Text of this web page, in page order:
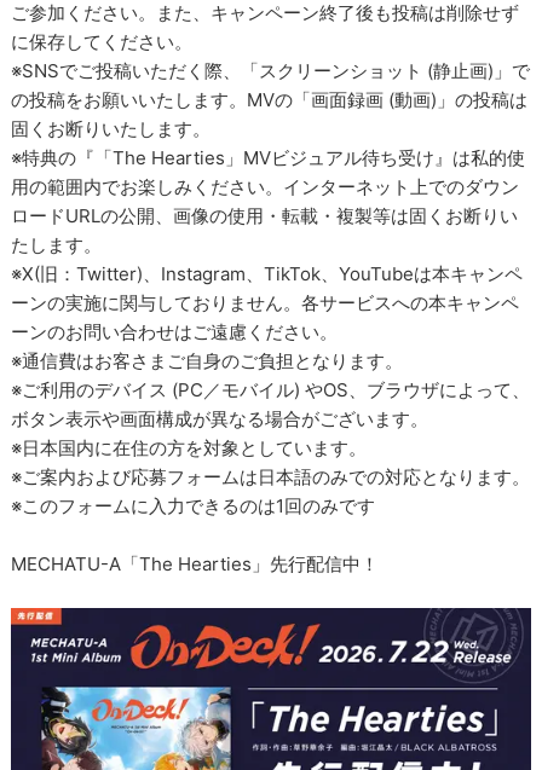
ご参加ください。また、キャンペーン終了後も投稿は削除せず
に保存してください。
※SNSでご投稿いただく際、「スクリーンショット (静止画)」で
の投稿をお願いいたします。MVの「画面録画 (動画)」の投稿は
固くお断りいたします。
※特典の『「The Hearties」MVビジュアル待ち受け』は私的使
用の範囲内でお楽しみください。インターネット上でのダウン
ロードURLの公開、画像の使用・転載・複製等は固くお断りい
たします。
※X(旧：Twitter)、Instagram、TikTok、YouTubeは本キャンペ
ーンの実施に関与しておりません。各サービスへの本キャンペ
ーンのお問い合わせはご遠慮ください。
※通信費はお客さまご自身のご負担となります。
※ご利用のデバイス (PC／モバイル) やOS、ブラウザによって、
ボタン表示や画面構成が異なる場合がございます。
※日本国内に在住の方を対象としています。
※ご案内および応募フォームは日本語のみでの対応となります。
※このフォームに入力できるのは1回のみです
MECHATU-A「The Hearties」先行配信中！